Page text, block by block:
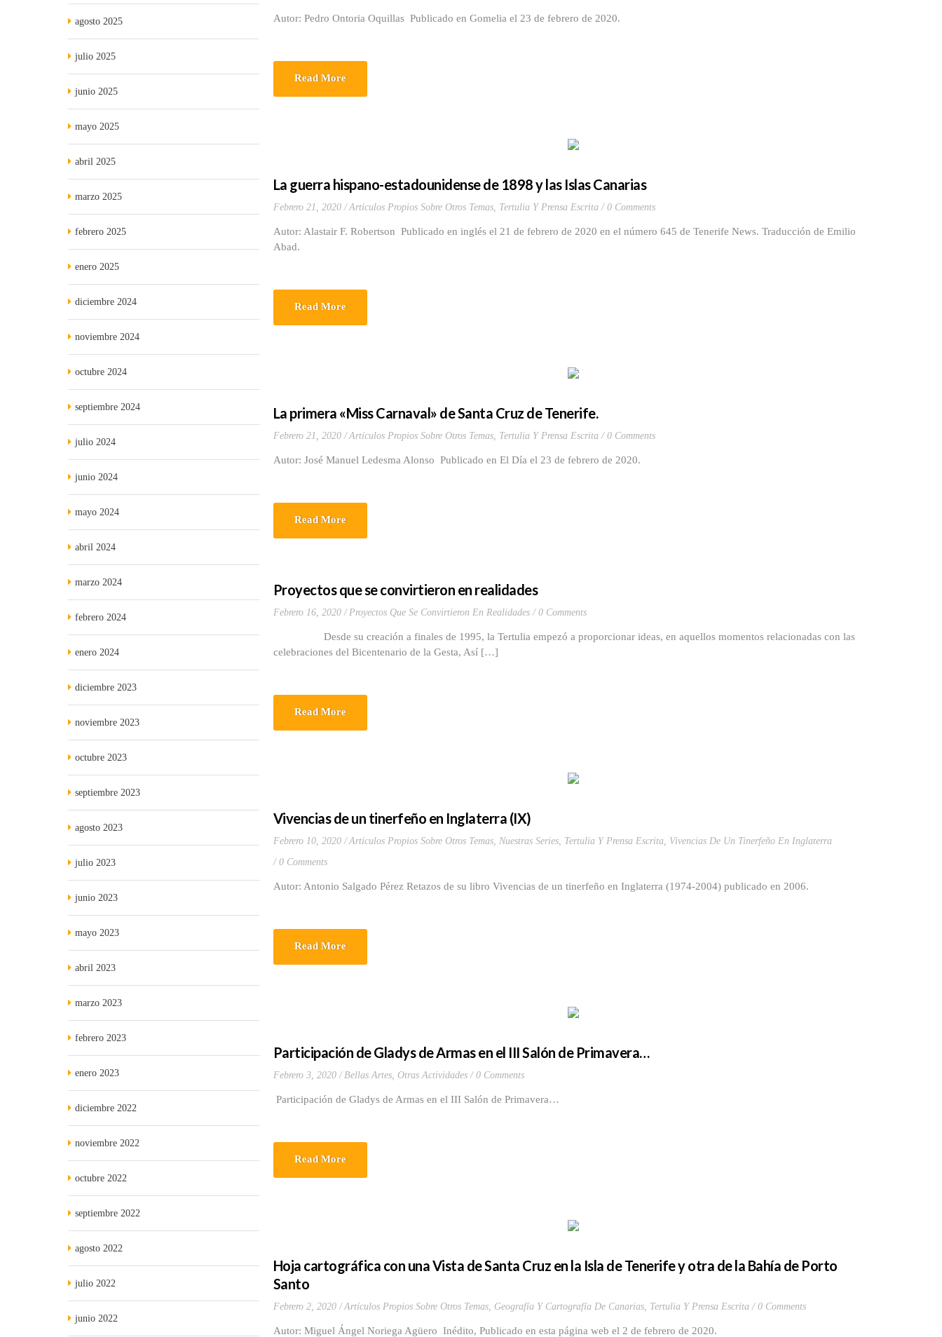
Autor: Pedro Ontoria Oquillas Publicado en Gomelia el 23 de febrero de 2020.
Read More
La guerra hispano-estadounidense de 1898 y las Islas Canarias
Febrero 21, 2020 Artículos Propios Sobre Otros Temas, Tertulia Y Prensa Escrita 0 Comments
Autor: Alastair F. Robertson Publicado en inglés el 21 de febrero de 2020 en el número 645 de Tenerife News. Traducción de Emilio
Abad.
Read More
La primera «Miss Carnaval» de Santa Cruz de Tenerife.
Febrero 21, 2020 Artículos Propios Sobre Otros Temas, Tertulia Y Prensa Escrita 0 Comments
Autor: José Manuel Ledesma Alonso Publicado en El Día el 23 de febrero de 2020.
Read More
Proyectos que se convirtieron en realidades
Febrero 16, 2020 Proyectos Que Se Convirtieron En Realidades 0 Comments
Desde su creación a finales de 1995, la Tertulia empezó a proporcionar ideas, en aquellos momentos relacionadas con las
celebraciones del Bicentenario de la Gesta, Así […]
Read More
Vivencias de un tinerfeño en Inglaterra (IX)
Febrero 10, 2020 Artículos Propios Sobre Otros Temas, Nuestras Series, Tertulia Y Prensa Escrita, Vivencias De Un Tinerfeño En Inglaterra
0 Comments
Autor: Antonio Salgado Pérez Retazos de su libro Vivencias de un tinerfeño en Inglaterra (1974-2004) publicado en 2006.
Read More
Participación de Gladys de Armas en el III Salón de Primavera…
Febrero 3, 2020 Bellas Artes, Otras Actividades 0 Comments
Participación de Gladys de Armas en el III Salón de Primavera…
Read More
Hoja cartográfica con una Vista de Santa Cruz en la Isla de Tenerife y otra de la Bahía de Porto
Santo
Febrero 2, 2020 Artículos Propios Sobre Otros Temas, Geografía Y Cartografía De Canarias, Tertulia Y Prensa Escrita 0 Comments
Autor: Miguel Ángel Noriega Agüero Inédito, Publicado en esta página web el 2 de febrero de 2020.
agosto 2025
julio 2025
junio 2025
mayo 2025
abril 2025
marzo 2025
febrero 2025
enero 2025
diciembre 2024
noviembre 2024
octubre 2024
septiembre 2024
julio 2024
junio 2024
mayo 2024
abril 2024
marzo 2024
febrero 2024
enero 2024
diciembre 2023
noviembre 2023
octubre 2023
septiembre 2023
agosto 2023
julio 2023
junio 2023
mayo 2023
abril 2023
marzo 2023
febrero 2023
enero 2023
diciembre 2022
noviembre 2022
octubre 2022
septiembre 2022
agosto 2022
julio 2022
junio 2022